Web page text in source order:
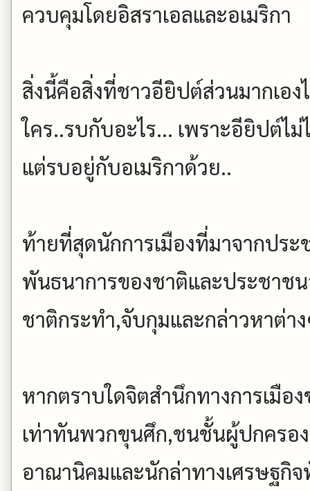
ควบคุมโดยอิสราเอลและอเมริกา
สิ่งนี้คือสิ่งที่ชาวอียิปต์ส่วนมากเอ
ใคร..รบกับอะไร... เพราะอียิปต์ไ
แต่รบอยู่กับอเมริกาด้วย..
ท้ายที่สุดนักการเมืองที่มาจากปร
พันธนาการของชาติและประชาช
ชาติกระทำ,จับกุมและกล่าวหาต่า
หากตราบใดจิตสำนึกทางการเมือ
เท่าทันพวกขุนศึก,ชนชั้นผู้ปกครอ
อาณานิคมและนักล่าทางเศรษฐกิ